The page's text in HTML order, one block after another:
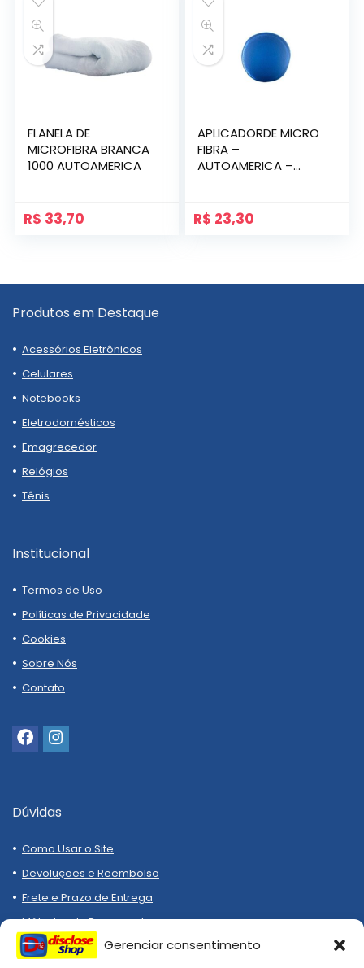
Gerenciar consentimento
FLANELA DE
MICROFIBRA BRANCA
1000 AUTOAMERICA
R$ 33,70
APLICADORDE MICRO
FIBRA –
AUTOAMERICA –
R$ 23,30
Produtos em Destaque
Acessórios Eletrônicos
Celulares
Notebooks
Eletrodomésticos
Emagrecedor
Relógios
Tênis
Institucional
Termos de Uso
Políticas de Privacidade
Cookies
Sobre Nós
Contato
Dúvidas
Como Usar o Site
Devoluções e Reembolso
Frete e Prazo de Entrega
Métodos de Pagamento